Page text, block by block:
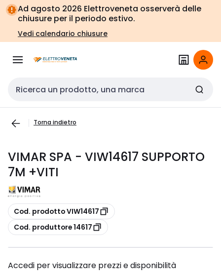
Vai alla
navigazione
Vai
alla
pagina
Ad agosto 2026 Elettroveneta osserverà delle
chiusure per il periodo estivo.
Vedi calendario chiusure
Cerca input
Torna indietro
VIMAR SPA - VIW14617 SUPPORTO
7M +VITI
copia
Cod. prodotto VIW14617
copia
Cod. produttore 14617
Accedi per visualizzare prezzi e disponibilità